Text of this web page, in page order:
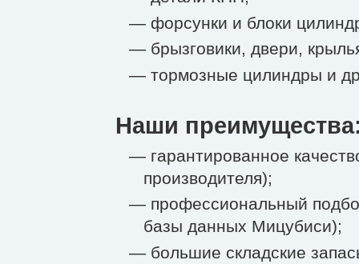
— форсунки и блоки
— брызговики, двери,
— тормозные цилиндры и
Наши
— гарантированное
производителя);
— профессиональный
базы данных Мицубиси);
— большие складские